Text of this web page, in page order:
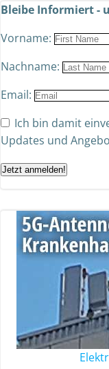
Bleibe Informiert -
Vorname:
Nachname:
Email:
Ich bin damit
Updates und
Jetzt anmelden!